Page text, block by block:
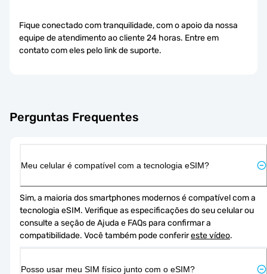
Fique conectado com tranquilidade, com o apoio da nossa
equipe de atendimento ao cliente 24 horas. Entre em
contato com eles pelo link de suporte.
Perguntas Frequentes
Meu celular é compatível com a tecnologia eSIM?
Sim, a maioria dos smartphones modernos é compatível com a
tecnologia eSIM. Verifique as especificações do seu celular ou
consulte a seção de Ajuda e FAQs para confirmar a
compatibilidade. Você também pode conferir este vídeo.
Posso usar meu SIM físico junto com o eSIM?